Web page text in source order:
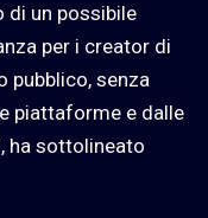
di un possibile
per i creator di
pubblico, senza
piattaforme e dalle
ha sottolineato